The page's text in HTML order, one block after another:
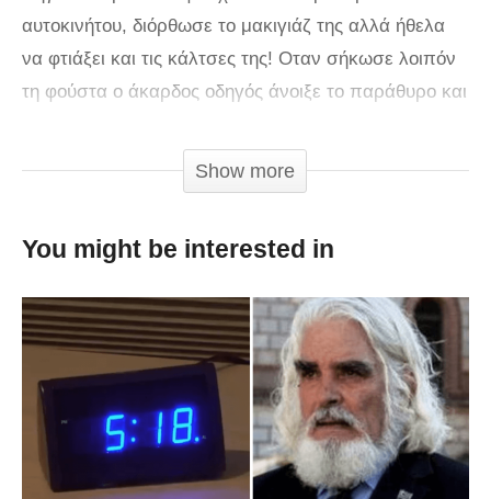
αυτοκινήτου, διόρθωσε το μακιγιάζ της αλλά ήθελα
να φτιάξει και τις κάλτσες της! Οταν σήκωσε λοιπόν
τη φούστα ο άκαρδος οδηγός άνοιξε το παράθυρο και
και αν έγινε μόνο για να γυριστεί το βίντεο, ωστόσο
Show more
You might be interested in